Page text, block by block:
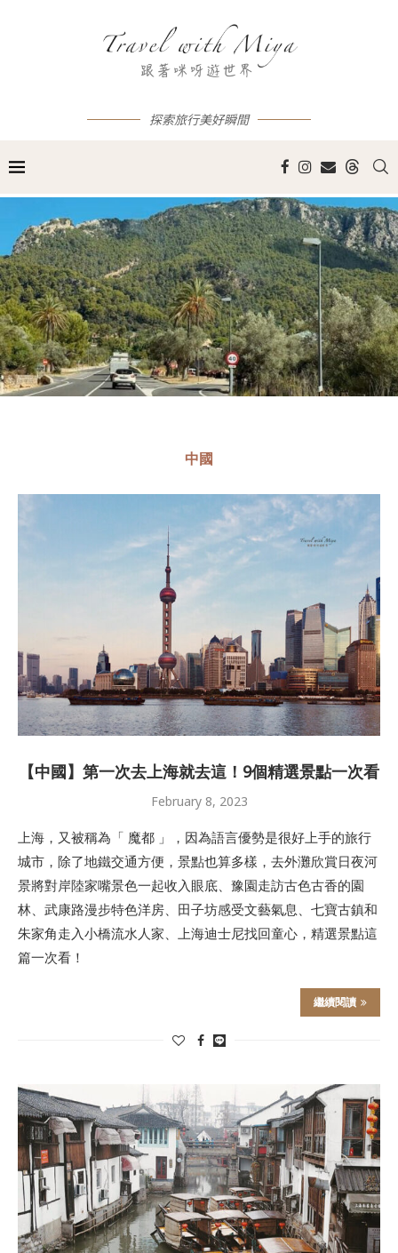
探索旅行美好瞬間
中國
【中國】第一次去上海就去這！9個精選景點一次看
February 8, 2023
上海，又被稱為「 魔都 」，因為語言優勢是很好上手的旅行
城市，除了地鐵交通方便，景點也算多樣，去外灘欣賞日夜河
景將對岸陸家嘴景色一起收入眼底、豫園走訪古色古香的園
林、武康路漫步特色洋房、田子坊感受文藝氣息、七寶古鎮和
朱家角走入小橋流水人家、上海迪士尼找回童心，精選景點這
篇一次看！
繼續閱讀